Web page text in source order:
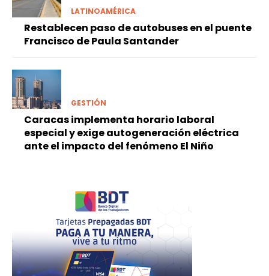
LATINOAMÉRICA
Restablecen paso de autobuses en el puente
Francisco de Paula Santander
GESTIÓN
Caracas implementa horario laboral
especial y exige autogeneración eléctrica
ante el impacto del fenómeno El Niño